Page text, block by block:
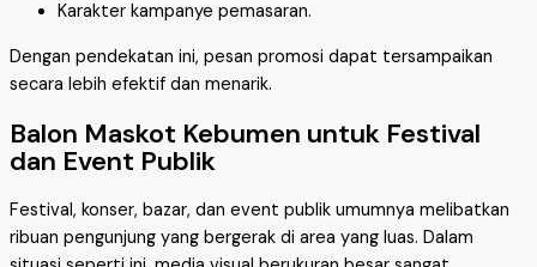
Karakter kampanye pemasaran.
Dengan pendekatan ini, pesan promosi dapat tersampaikan
secara lebih efektif dan menarik.
Balon Maskot Kebumen untuk Festival
dan Event Publik
Festival, konser, bazar, dan event publik umumnya melibatkan
ribuan pengunjung yang bergerak di area yang luas. Dalam